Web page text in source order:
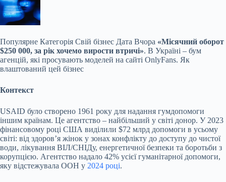
Популярне Категорія Свій бізнес Дата Вчора «Місячний оборот
$250 000, за рік хочемо вирости втричі». В Україні – бум
агенцій, які просувають моделей на сайті OnlyFans. Як
влаштований цей бізнес
Контекст
USAID було створено 1961 року для надання гумдопомоги
іншим країнам. Це агентство – найбільший у світі донор. У 2023
фінансовому році США виділили $72 млрд допомоги в усьому
світі: від здоров’я жінок у зонах конфлікту до доступу до чистої
води, лікування ВІЛ/СНІДу, енергетичної безпеки та боротьби з
корупцією. Агентство надало 42% усієї гуманітарної допомоги,
яку відстежувала ООН у 2024 році.